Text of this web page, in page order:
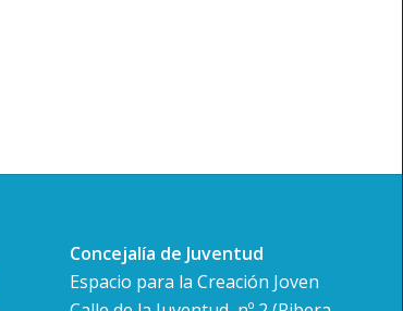
Concejalía de Juventud
Espacio para la Creación Joven